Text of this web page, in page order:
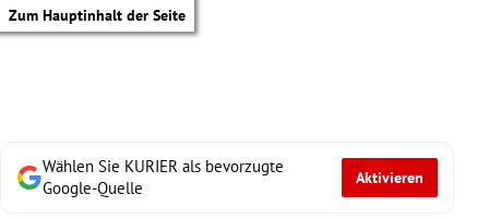
Zum Hauptinhalt der Seite
Wählen Sie KURIER als bevorzugte
Google-Quelle
Aktivieren